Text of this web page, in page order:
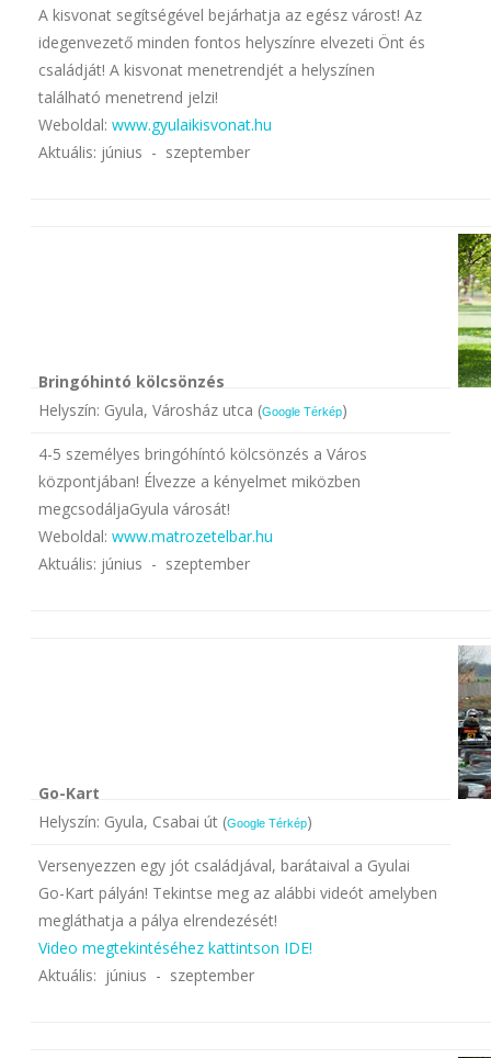
A kisvonat segítségével bejárhatja az egész várost! Az
idegenvezető minden fontos helyszínre elvezeti Önt és
családját! A kisvonat menetrendjét a helyszínen
található menetrend jelzi!
Weboldal: www.gyulaikisvonat.hu
Aktuális: június - szeptember
Bringóhintó kölcsönzés
Helyszín: Gyula, Városház utca (Google Térkép)
4-5 személyes bringóhíntó kölcsönzés a Város
központjában! Élvezze a kényelmet miközben
megcsodáljaGyula városát!
Weboldal: www.matrozetelbar.hu
Aktuális: június - szeptember
Go-Kart
Helyszín: Gyula, Csabai út (Google Térkép)
Versenyezzen egy jót családjával, barátaival a Gyulai
Go-Kart pályán! Tekintse meg az alábbi videót amelyben
megláthatja a pálya elrendezését!
Video megtekintéséhez kattintson IDE!
Aktuális: június - szeptember